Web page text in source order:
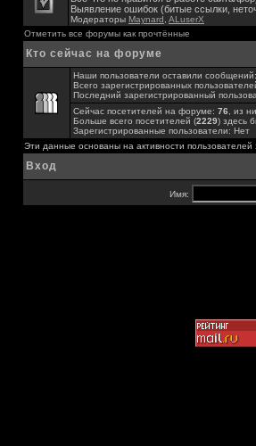
Выявление ошибок (битые ссылки,
Модераторы Maynard ALuserX
Отметить все форумы как прочтённые
Кто сейчас на форуме
Наши пользователи оставили сообщений:
Всего зарегистрированных
Последний зарегистрированный
Сейчас посетителей на форуме: 76 , из
Больше всего посетителей (2229) здесь
Зарегистрированные пользователи: Нет
Эти данные основаны на активности пользователей
Вход
Имя: